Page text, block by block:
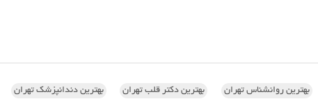
بهترین روانشناس تهران بهترین دکتر قلب تهران بهترین دندانپزشک تهران